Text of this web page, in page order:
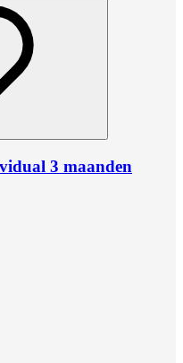
3 maanden